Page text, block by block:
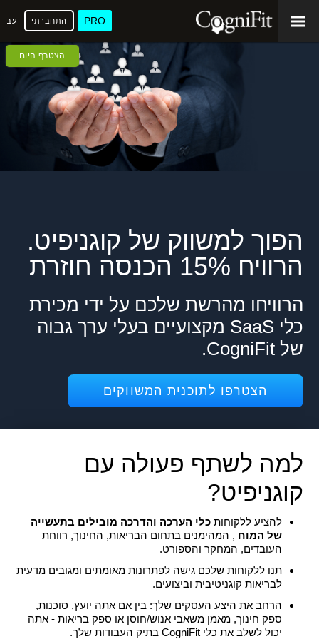
PRO התחברתי
הצטרף היום
הפוך למשווק של קוגניפיט.
הרוויח 15% הכנסה חוזרת
הרוויחו מהרשת שלכם על ידי מכירת
כלי SaaS מקצועיים בעלי ערך גבוה
של CogniFit.
הצטרפו לתוכנית המשווקים
למה לשתף פעולה עם
קוגניפיט?
להציע ללקוחותכלי הערכה והדרכה מובילים בתעשייה
של המוח , המהימנים בתחום הבריאות, החינוך, רווחת
העובדים, המחקר והספורט.
תנו ללקוחות שלכם גישה לפתרונות מאומתים ומגובים מדעית
לבריאות קוגניטיבית וביצועים.
הרחב את היצע העסקים שלך: בין אם אתה יועץ, סוכנות,
ספק חינוך, מאמן משאבי אנוש/חוסן או ספק בריאות - אתה
יכול לשלב את כלי CogniFit בתיק העבודות שלך.